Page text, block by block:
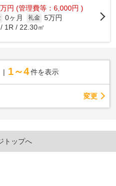
万円 (管理費等：6,000円 )
0ヶ月 礼金 5万円
1R / 22.30㎡
1～4 件を表示
変更
トップへ